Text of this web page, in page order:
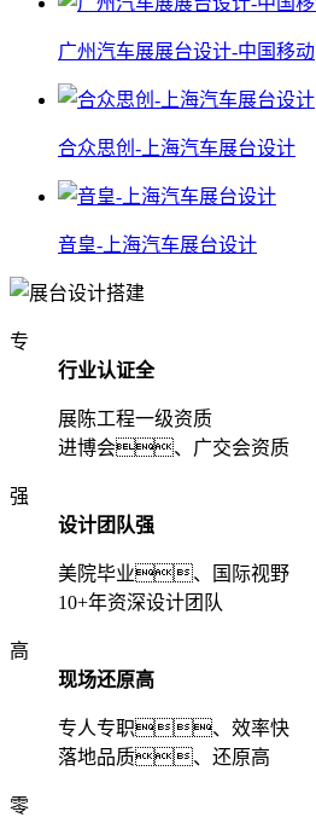
广州汽车展展台设计-中国移动
合众思创-上海汽车展台设计
音皇-上海汽车展台设计
专
行业认证全
展陈工程一级资质
进博会、广交会资质
强
设计团队强
美院毕业、国际视野
10+年资深设计团队
高
现场还原高
专人专职、效率快
落地品质、还原高
零